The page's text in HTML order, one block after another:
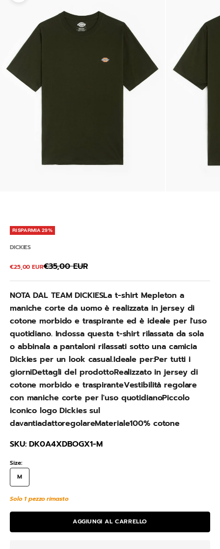
RISPARMIA 29%
DICKIES
Prezzo scontato
€25,00 EURPrezzo
€35,00 EUR
NOTA DAL TEAM DICKIESLa t-shirt Mepleton a
maniche corte da uomo è realizzata in jersey di
cotone morbido e traspirante ed è ideale per l'uso
quotidiano. Indossa questa t-shirt rilassata da sola
o abbinala a pantaloni rilassati sotto una camicia
Dickies per un look casual.Ideale per:Per tutti i
giorniDettagli del prodottoRealizzato in jersey di
cotone morbido e traspiranteVestibilità regolare
con maniche corte per l'uso quotidianoPiccolo
iconico logo Dickies sul
davantiadattoregolareMateriale100% cotone
SKU: DK0A4XDBOGX1-M
Size:
M
Solo 1 pezzo rimasto
AGGIUNGI AL CARRELLO